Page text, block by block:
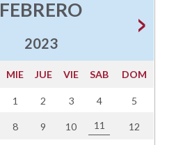
FEBRERO
2023
MIE JUE VIE SAB DOM
1 2 3 4 5
8 9 10 11 12